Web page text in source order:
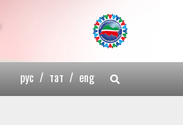
рус / тат / eng